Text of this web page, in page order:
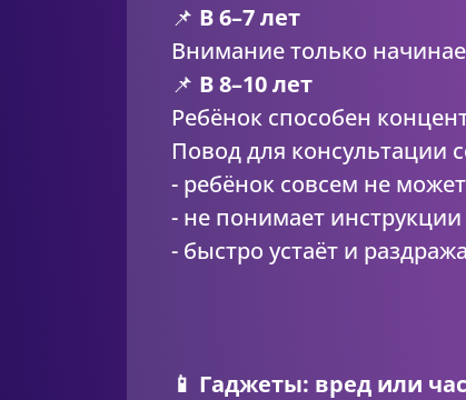
📌 В 6–7 лет
Внимание только
📌 В 8–10 лет
Ребёнок способен
Повод для консультации
- ребёнок совсем не
- не понимает инструкции
- быстро устаёт и
📱 Гаджеты: вред или